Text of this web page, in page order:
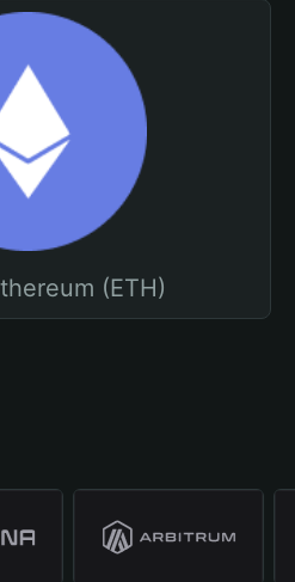
(ETH)